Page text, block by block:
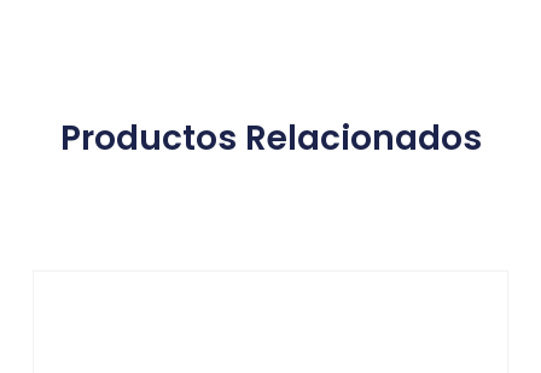
Productos Relacionados